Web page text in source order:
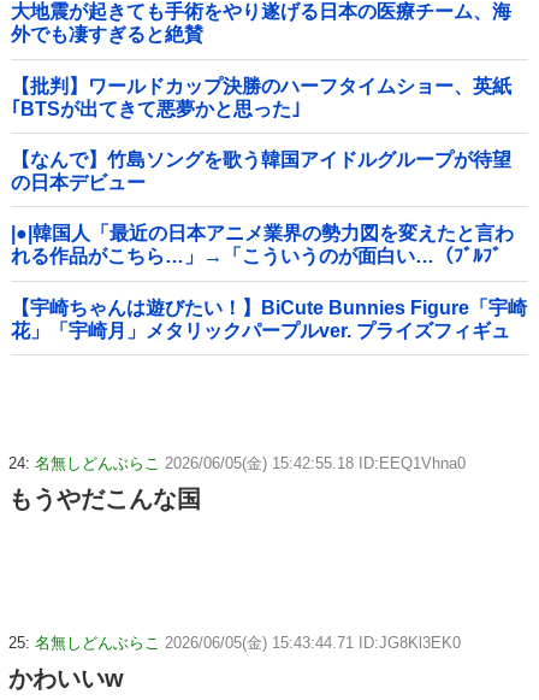
大地震が起きても手術をやり遂げる日本の医療チーム、海
外でも凄すぎると絶賛
【批判】ワールドカップ決勝のハーフタイムショー、英紙
｢BTSが出てきて悪夢かと思った｣
【なんで】竹島ソングを歌う韓国アイドルグループが待望
の日本デビュー
|●|韓国人「最近の日本アニメ業界の勢力図を変えたと言わ
れる作品がこちら…」→「こういうのが面白い…（ﾌﾞﾙﾌﾞ
ﾙ」＝韓国の反応
【宇崎ちゃんは遊びたい！】BiCute Bunnies Figure「宇崎
花」「宇崎月」メタリックパープルver. プライズフィギュ
ア【ラウンドワン限定で展開決定】
24: 名無しどんぶらこ 2026/06/05(金) 15:42:55.18 ID:EEQ1Vhna0
もうやだこんな国
25: 名無しどんぶらこ 2026/06/05(金) 15:43:44.71 ID:JG8Kl3EK0
かわいいw